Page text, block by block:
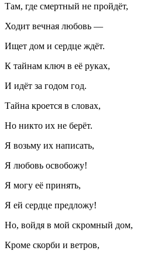
Там, где смертный не пройдёт,
Ходит вечная любовь —
Ищет дом и сердце ждёт.
К тайнам ключ в её руках,
И идёт за годом год.
Тайна кроется в словах,
Но никто их не берёт.
Я возьму их написать,
Я любовь освобожу!
Я могу её принять,
Я ей сердце предложу!
Но, войдя в мой скромный дом,
Кроме скорби и ветров,